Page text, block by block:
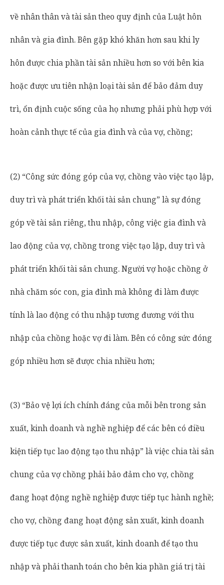
về nhân thân và tài sản theo quy định của Luật hôn
nhân và gia đình. Bên gặp khó khăn hơn sau khi ly
hôn được chia phần tài sản nhiều hơn so với bên kia
hoặc được ưu tiên nhận loại tài sản để bảo đảm duy
trì, ổn định cuộc sống của họ nhưng phải phù hợp với
hoàn cảnh thực tế của gia đình và của vợ, chồng;
(2) “Công sức đóng góp của vợ, chồng vào việc tạo lập,
duy trì và phát triển khối tài sản chung” là sự đóng
góp về tài sản riêng, thu nhập, công việc gia đình và
lao động của vợ, chồng trong việc tạo lập, duy trì và
phát triển khối tài sản chung. Người vợ hoặc chồng ở
nhà chăm sóc con, gia đình mà không đi làm được
tính là lao động có thu nhập tương đương với thu
nhập của chồng hoặc vợ đi làm. Bên có công sức đóng
góp nhiều hơn sẽ được chia nhiều hơn;
(3) “Bảo vệ lợi ích chính đáng của mỗi bên trong sản
xuất, kinh doanh và nghề nghiệp để các bên có điều
kiện tiếp tục lao động tạo thu nhập” là việc chia tài sản
chung của vợ chồng phải bảo đảm cho vợ, chồng
đang hoạt động nghề nghiệp được tiếp tục hành nghề;
cho vợ, chồng đang hoạt động sản xuất, kinh doanh
được tiếp tục được sản xuất, kinh doanh để tạo thu
nhập và phải thanh toán cho bên kia phần giá trị tài